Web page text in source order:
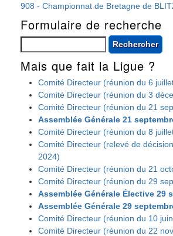
908 - Championnat de Bretagne de
Formulaire de recherche
Mais que fait la Ligue ?
Comité Directeur (réunion du 6
Comité Directeur (réunion du 3
Comité Directeur (réunion du 21
Assemblée Générale 21
Comité Directeur (réunion du 8
Comité Directeur (relevé de
2024)
Comité Directeur (réunion du 21
Comité Directeur (réunion du 29
Assemblée Générale Élective 29
Assemblée Générale 29
Comité Directeur (réunion du 10
Comité Directeur (réunion du 22